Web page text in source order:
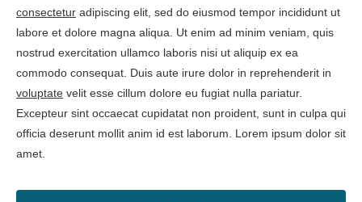
consectetur adipiscing elit, sed do eiusmod tempor incididunt ut
labore et dolore magna aliqua. Ut enim ad minim veniam, quis
nostrud exercitation ullamco laboris nisi ut aliquip ex ea
commodo consequat. Duis aute irure dolor in reprehenderit in
voluptate velit esse cillum dolore eu fugiat nulla pariatur.
Excepteur sint occaecat cupidatat non proident, sunt in culpa qui
officia deserunt mollit anim id est laborum. Lorem ipsum dolor sit
amet.